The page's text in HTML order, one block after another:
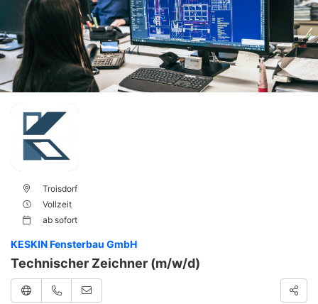
Troisdorf
Vollzeit
ab sofort
KESKIN Fensterbau GmbH
Technischer Zeichner (m/w/d)